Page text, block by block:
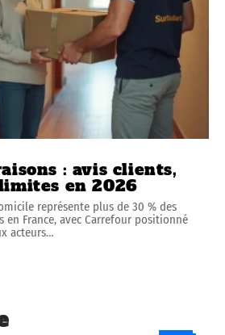
: avis clients,
en 2026
représente plus de 30 % des
en France, avec Carrefour positionné
acteurs…